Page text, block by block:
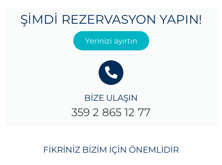
ŞIMDI REZERVASYON YAPIN!
Yerinizi ayırtın
BİZE ULAŞIN
359 2 865 12 77
FIKRINIZ BIZIM IÇIN ÖNEMLIDIR